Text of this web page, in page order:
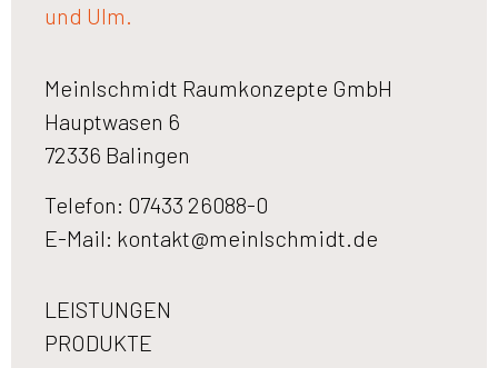
und Ulm.
Meinlschmidt Raumkonzepte GmbH
Hauptwasen 6
72336 Balingen
Telefon: 07433 26088-0
E-Mail: kontakt@meinlschmidt.de
LEISTUNGEN
PRODUKTE